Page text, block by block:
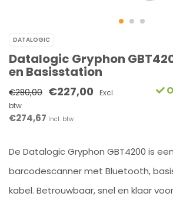
DATALOGIC
Datalogic Gryphon
en Basisstation
€280,00 €227,00
Excl.
btw
€274,67 Incl. btw
De Datalogic Gryphon GBT4200 is
barcodescanner met Bluetooth,
kabel. Betrouwbaar, snel en klaar